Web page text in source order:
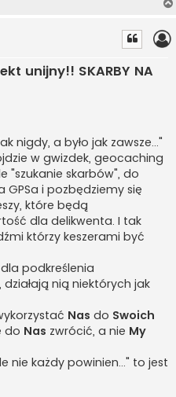
unijny!! SKARBY NA
nigdy, a było jak zawsze..."
w gwizdek, geocaching
"szukanie skarbów", do
i pozbędziemy się
które będą
dla delikwenta. I tak
którzy keszerami być
podkreślenia
nią niektórych jak
Nas do Swoich
do Nas zwrócić, a nie My
nie każdy powinien..." to jest